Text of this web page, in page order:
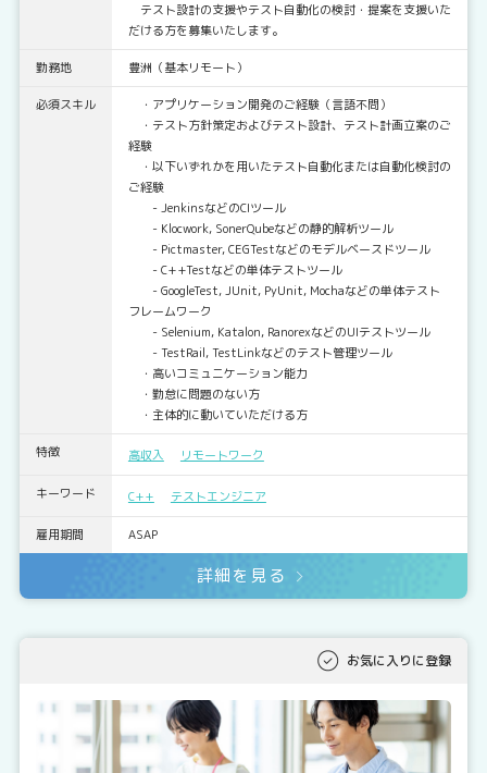
テスト設計の支援やテスト自動化の検討・提案を支援いた
だける方を募集いたします。
勤務地 豊洲（基本リモート）
必須スキル
・アプリケーション開発のご経験（言語不問）
・テスト方針策定およびテスト設計、テスト計画立案のご
経験
・以下いずれかを用いたテスト自動化または自動化検討の
ご経験
- JenkinsなどのCIツール
- Klocwork, SonerQubeなどの静的解析ツール
- Pictmaster, CEGTestなどのモデルベースドツール
- C++Testなどの単体テストツール
- GoogleTest, JUnit, PyUnit, Mochaなどの単体テスト
フレームワーク
- Selenium, Katalon, RanorexなどのUIテストツール
- TestRail, TestLinkなどのテスト管理ツール
・高いコミュニケーション能力
・勤怠に問題のない方
・主体的に動いていただける方
特徴 高収入 リモートワーク
キーワード C++ テストエンジニア
雇用期間 ASAP
詳細を見る
お気に入りに登録